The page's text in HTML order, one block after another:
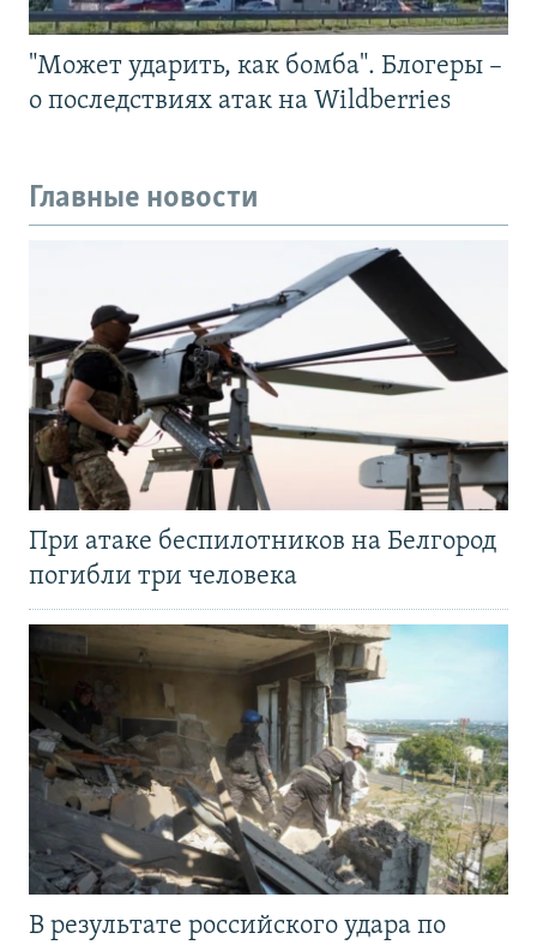
"Может ударить, как бомба". Блогеры –
о последствиях атак на Wildberries
Главные новости
При атаке беспилотников на Белгород
погибли три человека
В результате российского удара по